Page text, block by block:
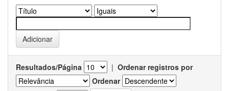
Resultados/Página | Ordenar registros por
Ordenar